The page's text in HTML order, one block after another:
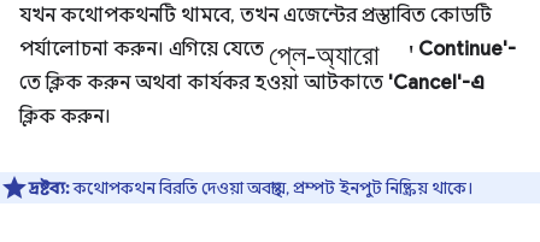
যখন কথোপকথনটি থামবে, তখন এজেন্টের প্রস্তাবিত কোডটি
পর্যালোচনা করুন। এগিয়ে যেতে প্লে-অ্যারো ' Continue'-
তে ক্লিক করুন অথবা কার্যকর হওয়া আটকাতে 'Cancel'-এ
ক্লিক করুন।
দ্রষ্টব্য:কথোপকথন বিরতি দেওয়া অবস্থায়, প্রম্পট ইনপুট নিষ্ক্রিয় থাকে।